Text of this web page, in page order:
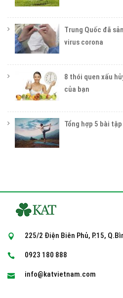
Trung Quốc đã
virus corona
8 thói quen xấu
của bạn
Tổng hợp 5 bài
225/2 Điện Biên Phủ, P.15,
0923 180 888
info@katvietnam.com